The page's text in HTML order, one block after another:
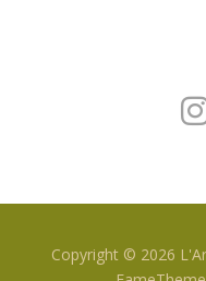
Copyright © 2026